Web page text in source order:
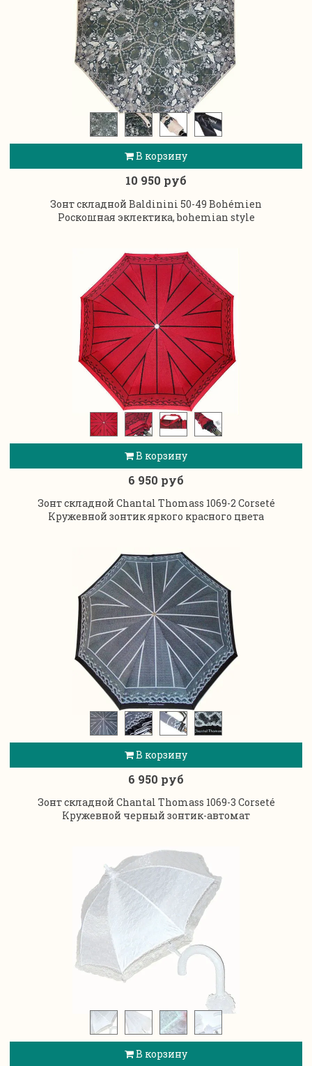
В корзину
10 950 руб
Зонт складной Baldinini 50-49 Bohémien
Роскошная эклектика, bohemian style
В корзину
6 950 руб
Зонт складной Chantal Thomass 1069-2 Corseté
Кружевной зонтик яркого красного цвета
В корзину
6 950 руб
Зонт складной Chantal Thomass 1069-3 Corseté
Кружевной черный зонтик-автомат
В корзину